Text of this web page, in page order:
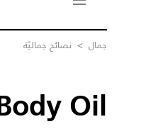
جمال > نصائح جماليّة
Oil